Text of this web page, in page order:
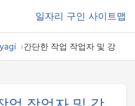
일자리 구인 사이트맵
간단한 작업 작업자 및 강